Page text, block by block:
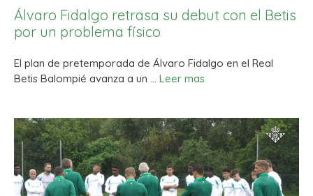
Álvaro Fidalgo retrasa su debut con el Betis
por un problema físico
El plan de pretemporada de Álvaro Fidalgo en el Real
Betis Balompié avanza a un … Leer mas